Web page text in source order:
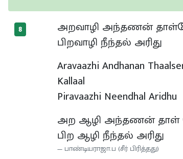
8
அறவாழி அந்தணன்
பிறவாழி நீந்தல் அரிது
Aravaazhi Andhanan
Kallaal
Piravaazhi Neendhal Aridhu
அற ஆழி அந்தணன் தாள்
பிற ஆழி நீந்தல் அரிது
பாண்டியராஜா.ப (சீர் பிரித்தது)